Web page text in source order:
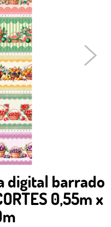
digital barrado
0,55m x